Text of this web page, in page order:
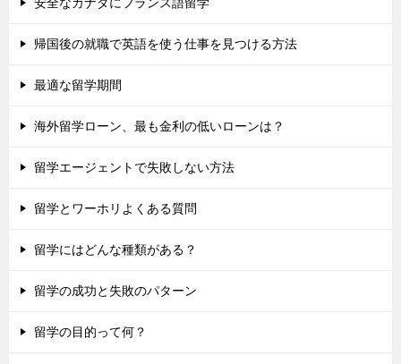
帰国後の就職で英語を使う仕事を見つける方法
最適な留学期間
海外留学ローン、最も金利の低いローンは？
留学エージェントで失敗しない方法
留学とワーホリよくある質問
留学にはどんな種類がある？
留学の成功と失敗のパターン
留学の目的って何？